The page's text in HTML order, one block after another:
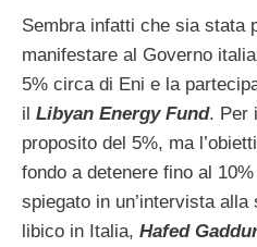
Sembra infatti che sia stata
manifestare al Governo
5% circa di Eni e la
il Libyan Energy Fund. Per
proposito del 5%, ma
fondo a detenere fino al
spiegato in un’intervista alla
libico in Italia, Hafed